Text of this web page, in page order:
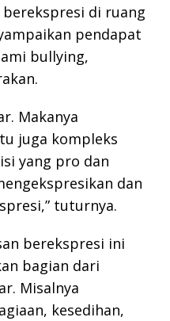
di ruang
pendapat
bullying,
Makanya
juga kompleks
yang pro dan
dan
tuturnya.
berekspresi ini
bagian dari
Misalnya
kesedihan,